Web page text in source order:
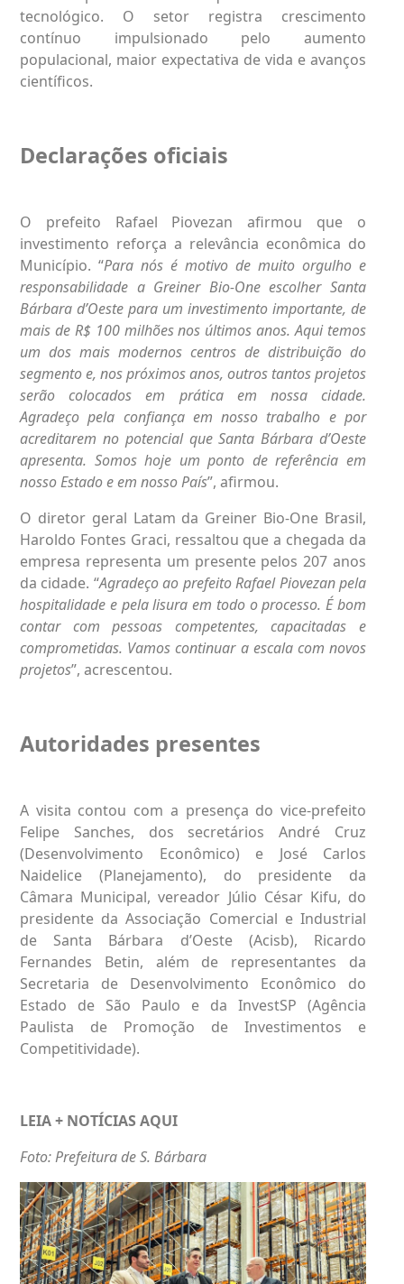
tecnológico. O setor registra crescimento
contínuo impulsionado pelo aumento
populacional, maior expectativa de vida e avanços
científicos.
Declarações oficiais
O prefeito Rafael Piovezan afirmou que o
investimento reforça a relevância econômica do
Município. “Para nós é motivo de muito orgulho e
responsabilidade a Greiner Bio-One escolher Santa
Bárbara d’Oeste para um investimento importante, de
mais de R$ 100 milhões nos últimos anos. Aqui temos
um dos mais modernos centros de distribuição do
segmento e, nos próximos anos, outros tantos projetos
serão colocados em prática em nossa cidade.
Agradeço pela confiança em nosso trabalho e por
acreditarem no potencial que Santa Bárbara d’Oeste
apresenta. Somos hoje um ponto de referência em
nosso Estado e em nosso País”, afirmou.
O diretor geral Latam da Greiner Bio-One Brasil,
Haroldo Fontes Graci, ressaltou que a chegada da
empresa representa um presente pelos 207 anos
da cidade. “Agradeço ao prefeito Rafael Piovezan pela
hospitalidade e pela lisura em todo o processo. É bom
contar com pessoas competentes, capacitadas e
comprometidas. Vamos continuar a escala com novos
projetos”, acrescentou.
Autoridades presentes
A visita contou com a presença do vice-prefeito
Felipe Sanches, dos secretários André Cruz
(Desenvolvimento Econômico) e José Carlos
Naidelice (Planejamento), do presidente da
Câmara Municipal, vereador Júlio César Kifu, do
presidente da Associação Comercial e Industrial
de Santa Bárbara d’Oeste (Acisb), Ricardo
Fernandes Betin, além de representantes da
Secretaria de Desenvolvimento Econômico do
Estado de São Paulo e da InvestSP (Agência
Paulista de Promoção de Investimentos e
Competitividade).
LEIA + NOTÍCIAS AQUI
Foto: Prefeitura de S. Bárbara